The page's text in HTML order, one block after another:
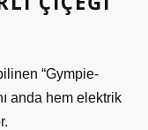
“Gympie-
anda hem elektrik